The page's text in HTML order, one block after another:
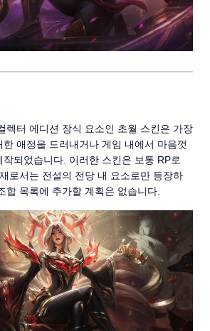
렉터 에디션 장식 요소인 초월 스킨은 가장
애정을 드러내거나 게임 내에서 마음껏
되었습니다. 이러한 스킨은 보통 RP로
로서는 전설의 전당 내 요소로만 등장하
합 목록에 추가할 계획은 없습니다.